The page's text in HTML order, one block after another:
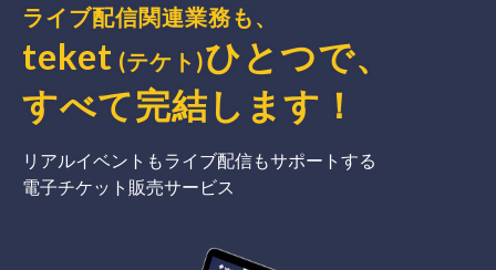
ライブ配信関連業務も、
teket (テケト)ひとつで、
すべて完結 します ！
リアルイベントもライブ配信もサポートする
電子チケット販売サービス